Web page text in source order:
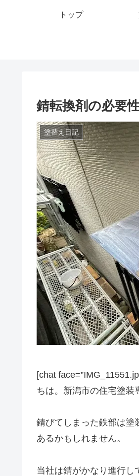
トップ
錆転換剤の必要
塗替え日記
[chat
ちは。新潟市の住宅塗装
錆びてしまった鉄部は塗
あるかもしれません。
当社は錆がかなり進行し